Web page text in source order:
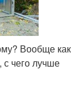
Вообще как
с чего лучше